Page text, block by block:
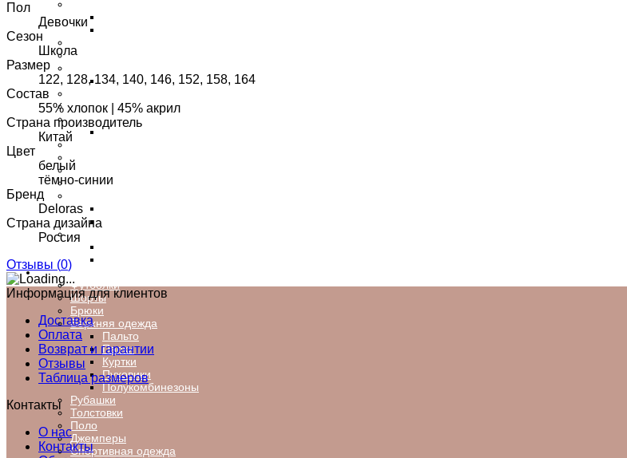
Юбки
Пиджаки/Жакеты
Водолазки
Брюки
Спортивные брюки
Блузки,рубашки
Легинсы
Шорты
Пляжная одежда
Аксессуары
Мальчикам
Футболки
Шорты
Брюки
Верхняя одежда
Пальто
Парки
Куртки
Пуховики
Полукомбинезоны
Рубашки
Толстовки
Поло
Джемперы
Спортивная одежда
Пол
Девочки
Сезон
Школа
Размер
122, 128, 134, 140, 146, 152, 158, 164
Состав
55% хлопок | 45% акрил
Страна производитель
Китай
Цвет
белый
тёмно-синии
Бренд
Deloras
Страна дизайна
Россия
Отзывы (0)
Информация для клиентов
Доставка
Оплата
Возврат и гарантии
Отзывы
Таблица размеров
Контакты
О нас
Контакты